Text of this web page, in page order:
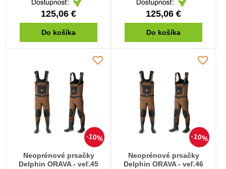
125,06 €
Do košíka
125,06 €
Do košíka
10%
Neoprénové prsačky
Delphin ORAVA - veľ.45
10%
Neoprénové prsačky
Delphin ORAVA - veľ.46